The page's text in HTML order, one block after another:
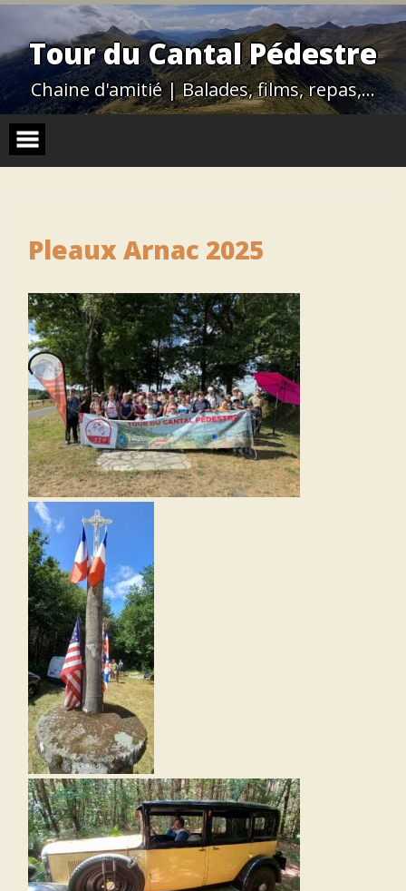
Skip
contentTour du Cantal Pédestre
Chaine d'amitié | Balades, films, repas,…
Pleaux Arnac 2025